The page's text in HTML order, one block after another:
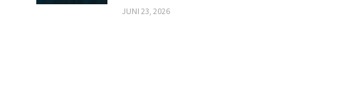
JUNI 23, 2026